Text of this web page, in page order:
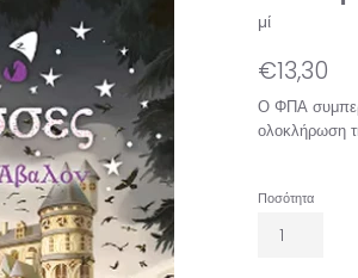
μί
Κανονική
€13,30
Ο ΦΠΑ
ολοκλήρωση
Ποσότητα